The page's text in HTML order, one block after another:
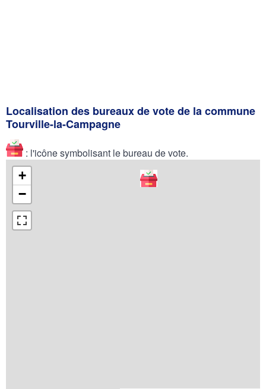
Localisation des bureaux de vote de la commune
Tourville-la-Campagne
: l'icône symbolisant le bureau de vote.
+
−